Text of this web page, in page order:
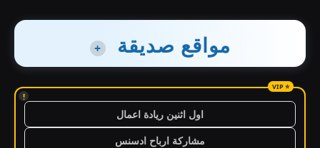
مواقع صديقة +
!
اول اثنين ريادة اعمال
مشاركة ارباح ادسنس